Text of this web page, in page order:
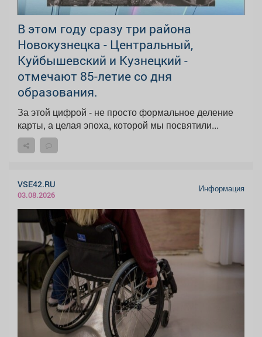
В этом году сразу три района
Новокузнецка - Центральный,
Куйбышевский и Кузнецкий -
отмечают 85-летие со дня
образования.
За этой цифрой - не просто формальное деление
карты, а целая эпоха, которой мы посвятили...
VSE42.RU
03.08.2026
Информация